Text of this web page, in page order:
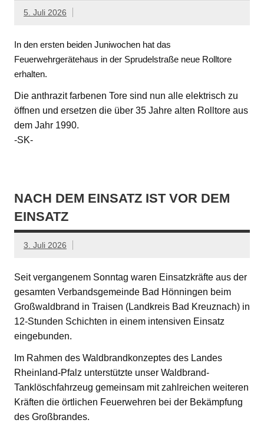
5. Juli 2026
In den ersten beiden Juniwochen hat das
Feuerwehrgerätehaus in der Sprudelstraße neue Rolltore
erhalten.
Die anthrazit farbenen Tore sind nun alle elektrisch zu
öffnen und ersetzen die über 35 Jahre alten Rolltore aus
dem Jahr 1990.
-SK-
NACH DEM EINSATZ IST VOR DEM
EINSATZ
3. Juli 2026
Seit vergangenem Sonntag waren Einsatzkräfte aus der
gesamten Verbandsgemeinde Bad Hönningen beim
Großwaldbrand in Traisen (Landkreis Bad Kreuznach) in
12-Stunden Schichten in einem intensiven Einsatz
eingebunden.
Im Rahmen des Waldbrandkonzeptes des Landes
Rheinland-Pfalz unterstützte unser Waldbrand-
Tanklöschfahrzeug gemeinsam mit zahlreichen weiteren
Kräften die örtlichen Feuerwehren bei der Bekämpfung
des Großbrandes.